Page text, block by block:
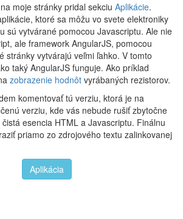
moje stránky pridal sekciu Aplikácie.
ktoré sa môžu vo svete elektroniky
sú vytvárané pomocou Javascriptu. Ale nie
ale framework AngularJS, pomocou
stránky vytvárajú veľmi ľahko. V tomto
taký AngularJS funguje. Ako príklad
zobrazenie hodnôt vyrábaných rezistorov.
komentovať tú verziu, ktorá je na
verziu, kde vás nebude rušiť zbytočne
esencia HTML a Javascriptu. Finálnu
priamo zo zdrojového textu zalinkovanej
Aplikácia